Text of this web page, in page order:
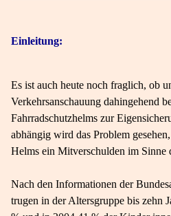
Einleitung:
Es ist auch heute noch fraglich, ob
Verkehrsanschauung dahingehend
Fahrradschutzhelms zur
abhängig wird das Problem
Helms ein Mitverschulden im Sinne
Nach den Informationen der
trugen in der Altersgruppe bis zehn